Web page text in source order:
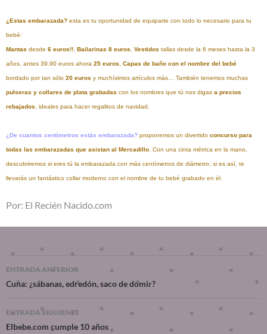
¿Estas embarazada? esta es tu oportunidad de equiparte con todo lo necesario para tu
bebé:
Mantas desde 6 euros!! Bailarinas 8 euros Vestidos tallas desde la 6 meses hasta la 3
años, antes 39.90 euros ahora 25 euros Capas de baño con el nombre del bebé
bordado por tan sólo 20 euros y muchísimos artículos más… También tenemos muchas
pulseras y collares de plata grabadas con los nombres que tú nos digas a precios
rebajados , ideales para hacer regalitos de navidad.
¿De cuantos centímetros estás embarazada? proponemos un divertido concurso para
todas las embarazadas que asistan al Mercadillo . Con una cinta métrica en la mano,
descubriremos si eres tú la embarazada con más centímetros de diámetro; si es así, te
llevarás un fantástico collar moderno con el nombre de tu bebé grabado en él.
Por: El Recién Nacido.com
ENTRADA ANTERIOR
Cuna: ¿sábanas, edredón, saco de domir?
ENTRADA SIGUIENTE
Elbebe.com cumple 10 años